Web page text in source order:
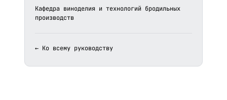
Кафедра виноделия и технологий бродильных
производств
← Ко всему руководству